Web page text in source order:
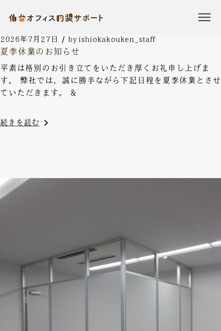
ツ
に
ス
キ
ッ
プ
2026年7月27日 by ishiokakouken_staff
夏季休業のお知らせ
平素は格別のお引き立てをいただき厚くお礼申し上げま
す。 弊社では、誠に勝手ながら下記日程を夏季休業とさせ
ていただきます。 &
続きを読む